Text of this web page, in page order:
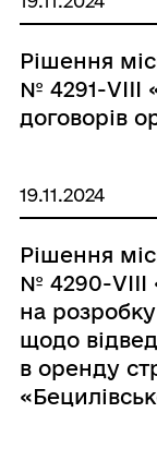
Рішення
№ 4291-VIII
договорів
19.11.2024
Рішення
№ 4290-VIII
на
щодо
в оренду